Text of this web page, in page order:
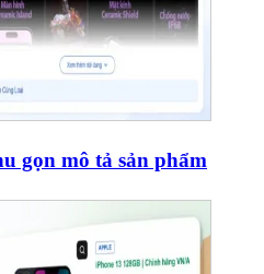
gọn mô tả sản phẩm